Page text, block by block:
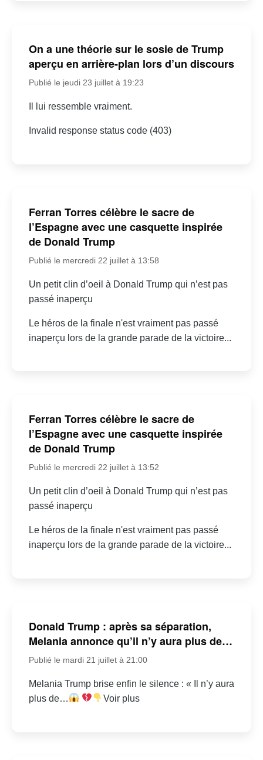
On a une théorie sur le sosie de Trump
aperçu en arrière-plan lors d’un discours
Publié le jeudi 23 juillet à 19:23
Il lui ressemble vraiment.
Invalid response status code (403)
Ferran Torres célèbre le sacre de
l’Espagne avec une casquette inspirée
de Donald Trump
Publié le mercredi 22 juillet à 13:58
Un petit clin d’oeil à Donald Trump qui n’est pas
passé inaperçu
Le héros de la finale n'est vraiment pas passé
inaperçu lors de la grande parade de la victoire...
Ferran Torres célèbre le sacre de
l’Espagne avec une casquette inspirée
de Donald Trump
Publié le mercredi 22 juillet à 13:52
Un petit clin d’oeil à Donald Trump qui n’est pas
passé inaperçu
Le héros de la finale n'est vraiment pas passé
inaperçu lors de la grande parade de la victoire...
Donald Trump : après sa séparation,
Melania annonce qu’il n’y aura plus de…
Publié le mardi 21 juillet à 21:00
Melania Trump brise enfin le silence : « Il n’y aura
plus de…
Voir plus